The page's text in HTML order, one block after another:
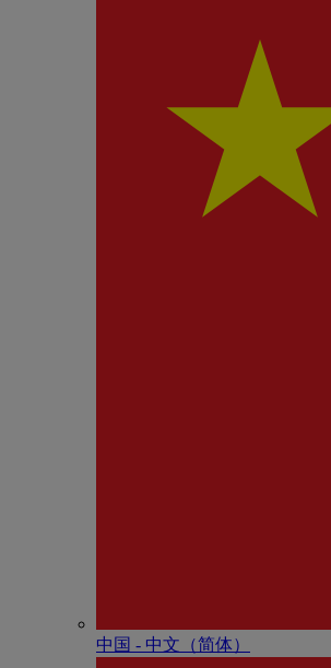
中国 - 中⽂（简体）